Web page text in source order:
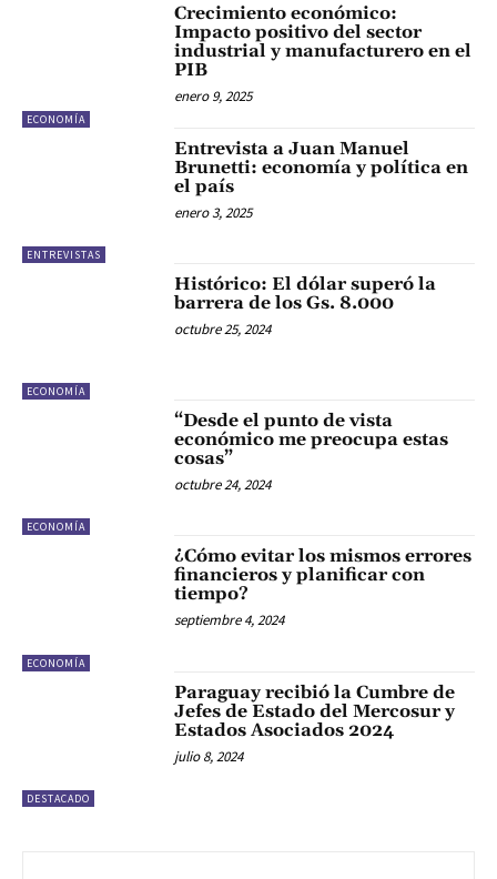
ECONOMÍA
Crecimiento económico:
Impacto positivo del sector
industrial y manufacturero en el
PIB
enero 9, 2025
ENTREVISTAS
Entrevista a Juan Manuel
Brunetti: economía y política en
el país
enero 3, 2025
ECONOMÍA
Histórico: El dólar superó la
barrera de los Gs. 8.000
octubre 25, 2024
ECONOMÍA
“Desde el punto de vista
económico me preocupa estas
cosas”
octubre 24, 2024
ECONOMÍA
¿Cómo evitar los mismos errores
financieros y planificar con
tiempo?
septiembre 4, 2024
DESTACADO
Paraguay recibió la Cumbre de
Jefes de Estado del Mercosur y
Estados Asociados 2024
julio 8, 2024